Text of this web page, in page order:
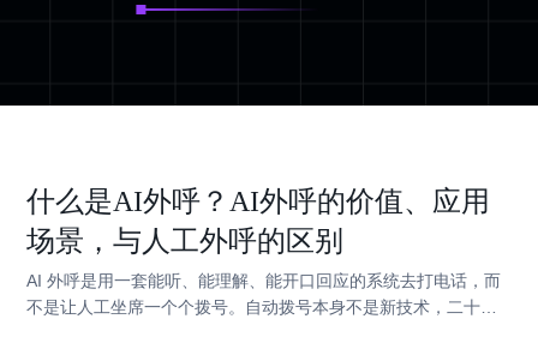
什么是AI外呼？AI外呼的价值、应用
场景，与人工外呼的区别
AI 外呼是用一套能听、能理解、能开口回应的系统去打电话，而
不是让人工坐席一个个拨号。自动拨号本身不是新技术，二十年